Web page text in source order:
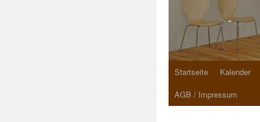
Startseite Kalender
AGB / Impressum